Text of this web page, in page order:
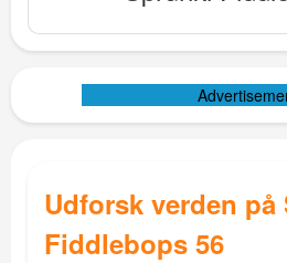
Udforsk verden på
Fiddlebops 56